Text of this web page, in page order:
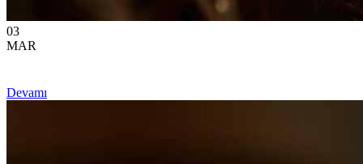
03
MAR
Devamı